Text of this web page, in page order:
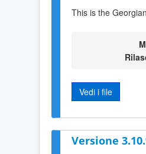
This is the
Vedi i file
Versione